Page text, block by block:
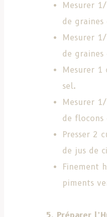
Mesurer
de graines
Mesurer
de
Mesurer 1
sel.
Mesurer
de flocons
Presser 2
de jus de
Finement
piments